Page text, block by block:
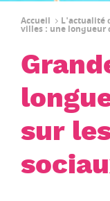
Accueil L'actualité
villes : une longueur
sur